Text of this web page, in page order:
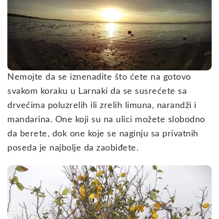
Nemojte da se iznenadite što ćete na gotovo
svakom koraku u Larnaki da se susrećete sa
drvećima poluzrelih ili zrelih limuna, narandži i
mandarina. One koji su na ulici možete slobodno
da berete, dok one koje se naginju sa privatnih
poseda je najbolje da zaobiđete.